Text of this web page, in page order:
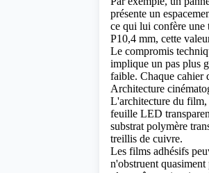
présente un
ce qui lui confère une
P10,4 mm, cette
Le compromis
implique un pas plus
faible. Chaque cahier
Architecture
L'architecture du
feuille LED
substrat polymère
treillis de cuivre.
Les films adhésifs
n'obstruent